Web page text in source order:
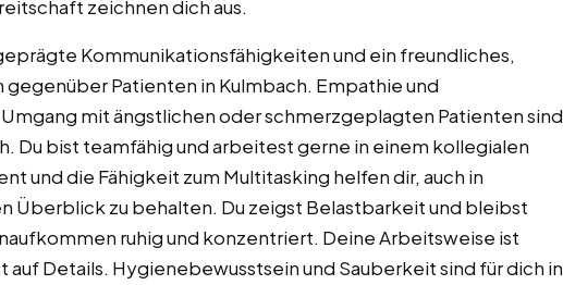
zeichnen dich aus.
Kommunikationsfähigkeiten und ein freundliches,
Patienten in Kulmbach. Empathie und
mit ängstlichen oder schmerzgeplagten Patienten sind
Du bist teamfähig und arbeitest gerne in einem kollegialen
und die Fähigkeit zum Multitasking helfen dir, auch in
Überblick zu behalten. Du zeigst Belastbarkeit und bleibst
ruhig und konzentriert. Deine Arbeitsweise ist
auf Details. Hygienebewusstsein und Sauberkeit sind für dich in